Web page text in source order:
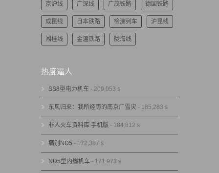
京沪线 广深线 广茂铁路 德国铁路
成昆线 日本铁路 检测列车 沪昆线
湘桂线 金温铁路 陇海线
热度逼人
SS8型电力机车 - 209,053 s
东风归来：我所经历的南京广雪灾 - 185,283 s
非人火车资料库 手机版 - 184,812 s
痛别ND5 - 172,387 s
ND5型内燃机车 - 171,973 s